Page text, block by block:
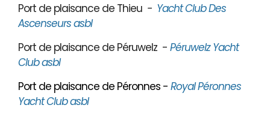
Port de plaisance de Thieu - Yacht Club Des
Ascenseurs asbl
Port de plaisance de Péruwelz - Péruwelz Yacht
Club asbl
Port de plaisance de Péronnes - Royal Péronnes
Yacht Club asbl